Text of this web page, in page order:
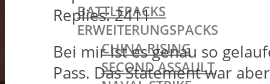
BATTLEPACKS
ERWEITERUNGSPACKS
CHINA RISING
SECOND ASSAULT
Replies: 2411
Bei mir ist es genau so
Pass. Das Statement war